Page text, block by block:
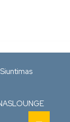
Siuntimas